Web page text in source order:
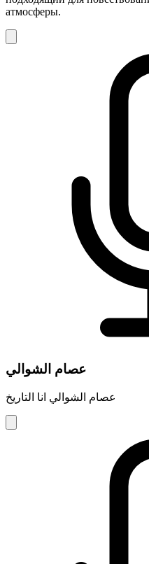
атмосферы.
عصام الشوالي
عصام الشوالي انا التاريخ